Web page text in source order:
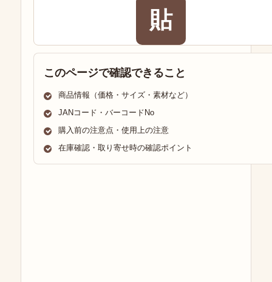
貼
このページで確認できること
商品情報（価格・サイズ・素材など）
JANコード・バーコードNo
購入前の注意点・使用上の注意
在庫確認・取り寄せ時の確認ポイント